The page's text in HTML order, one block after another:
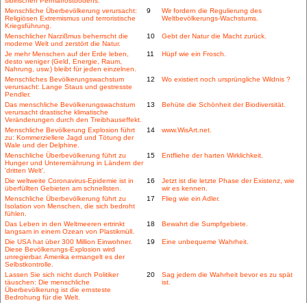
Menschliche Überbevölkerung verursacht:
Religiösen Extremismus und terroristische
Kriegsführung.
9
Wir fordern die Regulierung des
Weltbevölkerungs-Wachstums.
Menschlicher Narzißmus beherrscht die
moderne Welt und zerstört die Natur.
10 Gebt der Natur die Macht zurück.
Je mehr Menschen auf der Erde leben,
desto weniger (Geld, Energie, Raum,
Nahrung, usw.) bleibt für jeden einzelnen.
11 Hüpf wie ein Frosch.
Menschliches Bevölkerungswachstum
verursacht: Lange Staus und gestresste
Pendler.
12 Wo existiert noch ursprüngliche Wildnis ?
Das menschliche Bevölkerungswachstum
verursacht drastische klimatische
Veränderungen durch den Treibhauseffekt.
13 Behüte die Schönheit der Biodiversität.
Menschliche Bevölkerung Explosion führt
zu: Kommerziellere Jagd und Tötung der
Wale und der Delphine.
14 www.WisArt.net.
Menschliche Überbevölkerung führt zu
Hunger und Unterernährung in Ländern der
'dritten Welt'.
15 Entfliehe der harten Wirklichkeit.
Die weltweite Coronavirus-Epidemie ist in
überfüllten Gebieten am schnellsten.
16
Jetzt ist die letzte Phase der Existenz, wie
wir es kennen.
Menschliche Überbevölkerung führt zu
Isolation von Menschen, die sich bedroht
fühlen.
17 Flieg wie ein Adler.
Das Leben in den Weltmeeren ertrinkt
langsam in einem Ozean von Plastikmüll.
18 Bewahrt die Sumpfgebiete.
Die USA hat über 300 Million Einwohner.
Diese Bevölkerungs-Explosion wird
unregierbar. Amerika ermangelt es der
Selbstkontrolle.
19 Eine unbequeme Wahrheit.
Lassen Sie sich nicht durch Politiker
täuschen: Die menschliche
Überbevölkerung ist die ernsteste
Bedrohung für die Welt.
20
Sag jedem die Wahrheit bevor es zu spät
ist.